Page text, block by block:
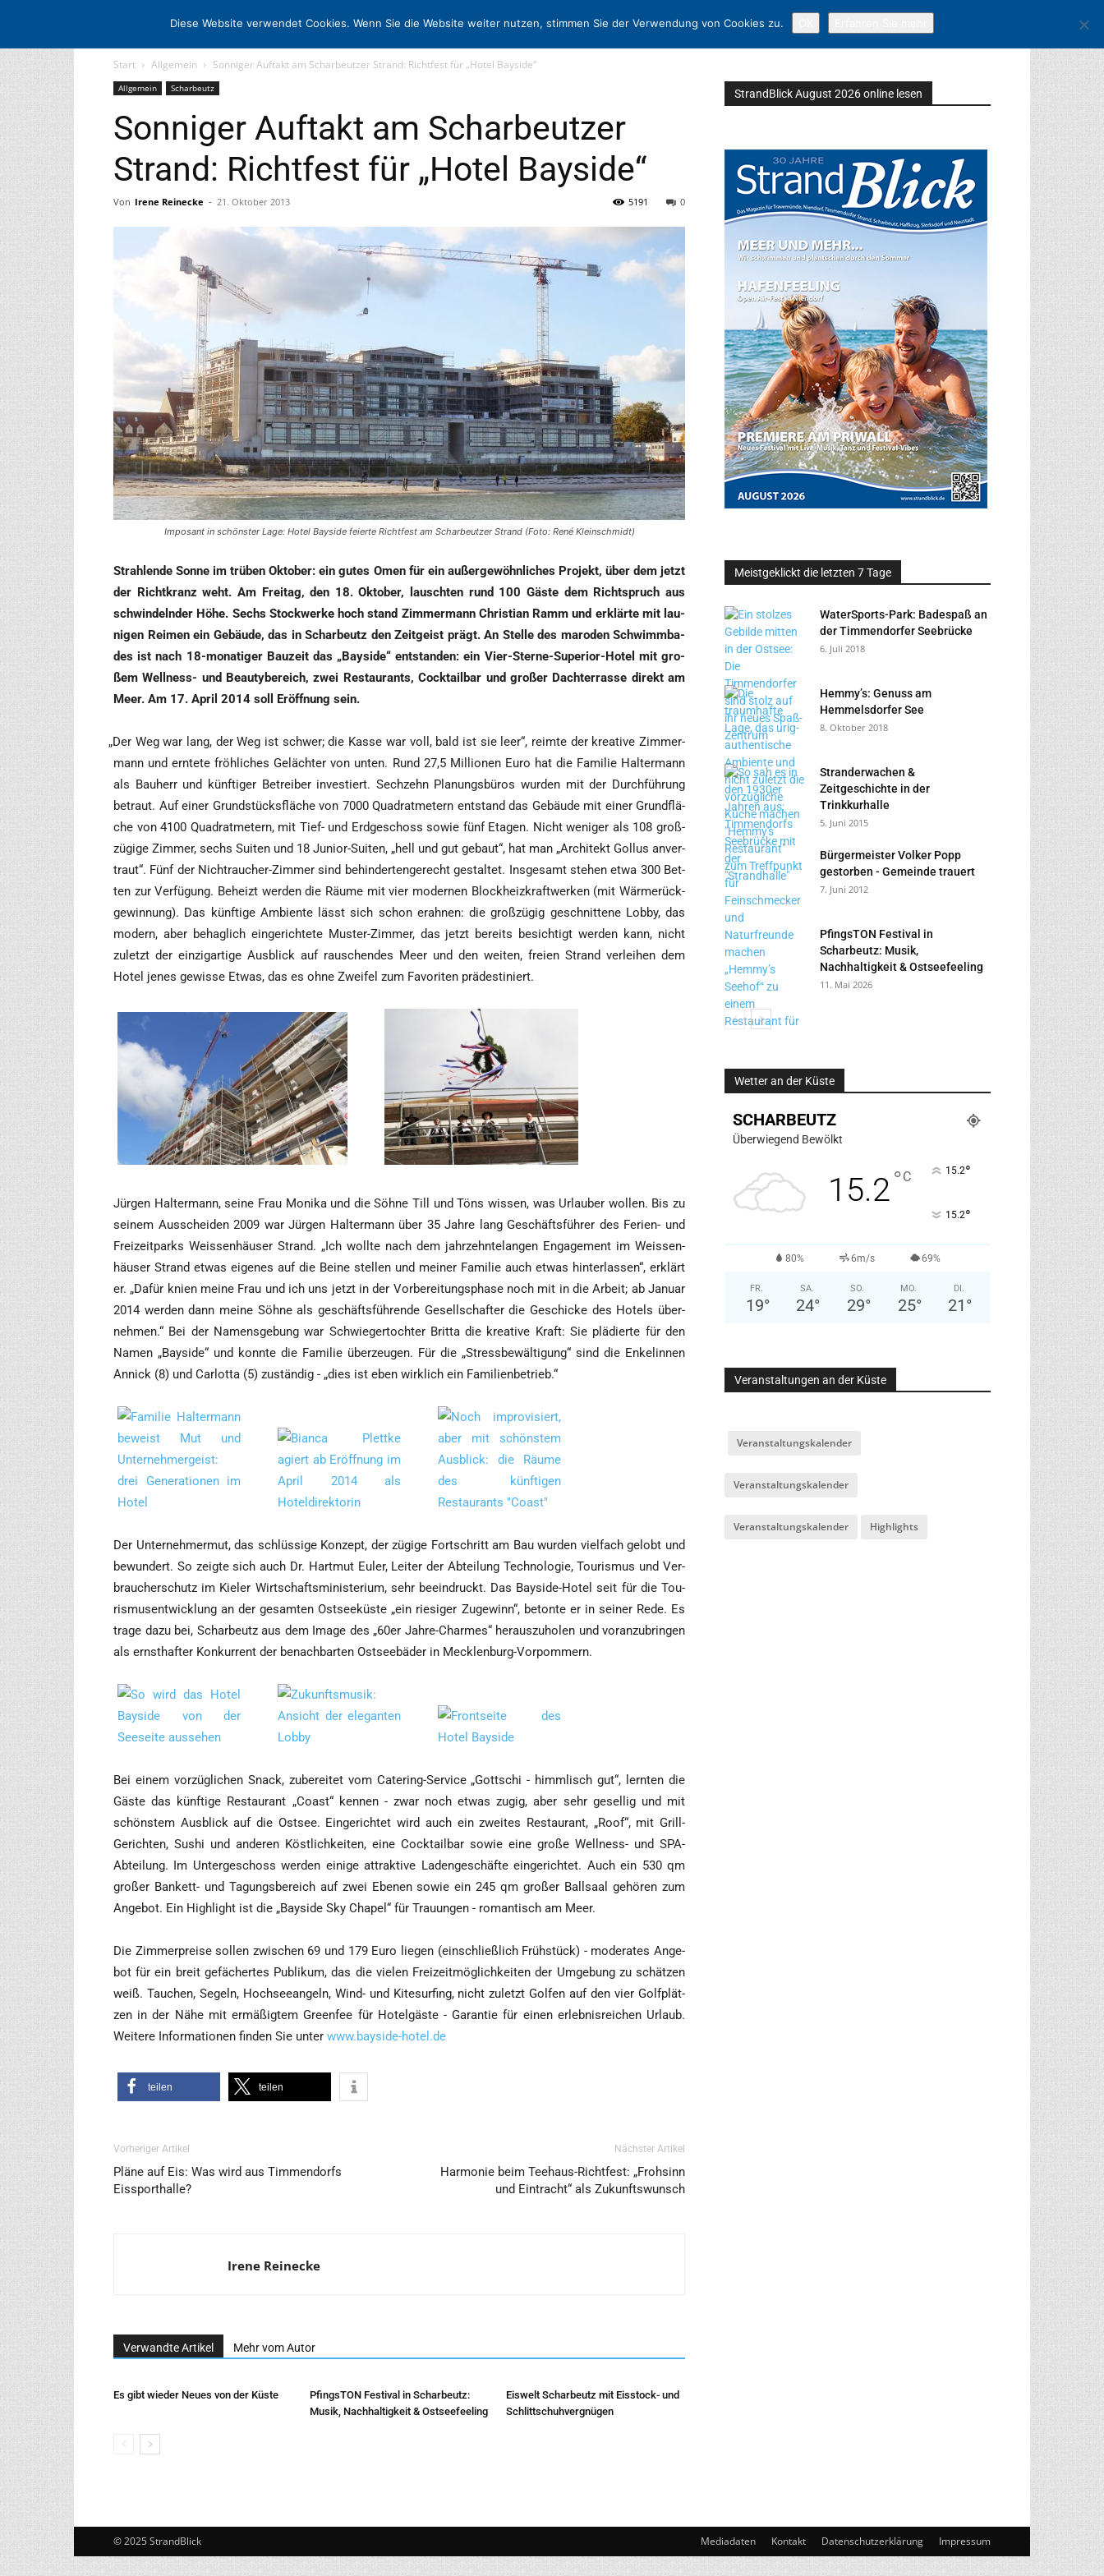
STARTSEITE ARCHIV MEDIADATEN KONTAKT
Start Allgemein Sonniger Auftakt am Scharbeutzer Strand: Richtfest für „Hotel Bayside“
Allgemein Scharbeutz
Sonniger Auftakt am Scharbeutzer
Strand: Richtfest für „Hotel Bayside“
Von Irene Reinecke - 21. Oktober 2013 0
5191
Imposant in schönster Lage: Hotel Bayside feierte Richtfest am Scharbeutzer Strand (Foto: René Kleinschmidt)
Strah­len­de Son­ne im trü­ben Okto­ber: ein gutes Omen für ein außer­ge­wöhn­li­ches Pro­jekt, über dem jetzt
der Richt­kranz weht. Am Frei­tag, den 18. Okto­ber, lausch­ten rund 100 Gäs­te dem Richt­spruch aus
schwin­deln­der Höhe. Sechs Stock­wer­ke hoch stand Zim­mer­mann Chris­ti­an Ramm und erklär­te mit lau­
ni­gen Rei­men ein Gebäu­de, das in Schar­beutz den Zeit­geist prägt. An Stel­le des maro­den Schwimm­ba­
des ist nach 18-mona­ti­ger Bau­zeit das „Bay­si­de“ ent­stan­den: ein Vier-Ster­ne-Supe­ri­or-Hotel mit gro­
ßem Well­ness- und Beau­ty­be­reich, zwei Restau­rants, Cock­tail­bar und gro­ßer Dach­ter­ras­se direkt am
Meer. Am 17. April 2014 soll Eröff­nung sein.
„Der Weg war lang, der Weg ist schwer; die Kas­se war voll, bald ist sie leer“, reim­te der krea­ti­ve Zim­mer­
mann und ern­te­te fröh­li­ches Geläch­ter von unten. Rund 27,5 Mil­lio­nen Euro hat die Fami­lie Hal­ter­mann
als Bau­herr und künf­ti­ger Betrei­ber inves­tiert. Sech­zehn Pla­nungs­bü­ros wur­den mit der Durch­füh­rung
betraut. Auf einer Grund­stücks­flä­che von 7000 Qua­drat­me­tern ent­stand das Gebäu­de mit einer Grund­flä­
che von 4100 Qua­drat­me­tern, mit Tief- und Erd­ge­schoss sowie fünf Eta­gen. Nicht weni­ger als 108 groß­
zü­gi­ge Zim­mer, sechs Sui­ten und 18 Juni­or-Sui­ten, „hell und gut gebaut“, hat man „Archi­tekt Gol­lus anver­
traut“. Fünf der Nicht­rau­cher-Zim­mer sind behin­der­ten­ge­recht gestal­tet. Ins­ge­samt ste­hen etwa 300 Bet­
ten zur Ver­fü­gung. Beheizt wer­den die Räu­me mit vier moder­nen Block­heiz­kraft­wer­ken (mit Wär­me­rück­
ge­win­nung). Das künf­ti­ge Ambi­en­te lässt sich schon erah­nen: die groß­zü­gig geschnit­te­ne Lob­by, das
modern, aber behag­lich ein­ge­rich­te­te Mus­ter-Zim­mer, das jetzt bereits besich­tigt wer­den kann, nicht
zuletzt der ein­zig­ar­ti­ge Aus­blick auf rau­schen­des Meer und den wei­ten, frei­en Strand ver­lei­hen dem
Hotel jenes gewis­se Etwas, das es ohne Zwei­fel zum Favo­ri­ten prädestiniert.
Jür­gen Hal­ter­mann, sei­ne Frau Moni­ka und die Söh­ne Till und Töns wis­sen, was Urlau­ber wol­len. Bis zu
sei­nem Aus­schei­den 2009 war Jür­gen Hal­ter­mann über 35 Jah­re lang Geschäfts­füh­rer des Feri­en- und
Frei­zeit­parks Weis­sen­häu­ser Strand. „Ich woll­te nach dem jahr­zehn­te­lan­gen Enga­ge­ment im Weis­sen­
häu­ser Strand etwas eige­nes auf die Bei­ne stel­len und mei­ner Fami­lie auch etwas hin­ter­las­sen“, erklärt
er. „Dafür knien mei­ne Frau und ich uns jetzt in der Vor­be­rei­tungs­pha­se noch mit in die Arbeit; ab Janu­ar
2014 wer­den dann mei­ne Söh­ne als geschäfts­füh­ren­de Gesell­schaf­ter die Geschi­cke des Hotels über­
neh­men.“ Bei der Namens­ge­bung war Schwie­ger­toch­ter Brit­ta die krea­ti­ve Kraft: Sie plä­dier­te für den
Namen „Bay­si­de“ und konn­te die Fami­lie über­zeu­gen. Für die „Stress­be­wäl­ti­gung“ sind die Enke­lin­nen
Annick (8) und Car­lot­ta (5) zustän­dig - „dies ist eben wirk­lich ein Familienbetrieb.“
Der Unter­neh­mer­mut, das schlüs­si­ge Kon­zept, der zügi­ge Fort­schritt am Bau wur­den viel­fach gelobt und
bewun­dert. So zeig­te sich auch Dr. Hart­mut Euler, Lei­ter der Abtei­lung Tech­no­lo­gie, Tou­ris­mus und Ver­
brau­cher­schutz im Kie­ler Wirt­schafts­mi­nis­te­ri­um, sehr beein­druckt. Das Bay­si­de-Hotel seit für die Tou­
ris­mus­ent­wick­lung an der gesam­ten Ost­see­küs­te „ein rie­si­ger Zuge­winn“, beton­te er in sei­ner Rede. Es
tra­ge dazu bei, Schar­beutz aus dem Image des „60er Jah­re-Charmes“ her­aus­zu­ho­len und vor­an­zu­brin­gen
als ernst­haf­ter Kon­kur­rent der benach­bar­ten Ost­see­bä­der in Mecklenburg-Vorpommern.
Bei einem vor­züg­li­chen Snack, zube­rei­tet vom Cate­ring-Ser­vice „Gott­schi - himm­lisch gut“, lern­ten die
Gäs­te das künf­ti­ge Restau­rant „Coast“ ken­nen - zwar noch etwas zugig, aber sehr gesel­lig und mit
schöns­tem Aus­blick auf die Ost­see. Ein­ge­rich­tet wird auch ein zwei­tes Restau­rant, „Roof“, mit Grill-
Gerich­ten, Sushi und ande­ren Köst­lich­kei­ten, eine Cock­tail­bar sowie eine gro­ße Well­ness- und SPA-
Abtei­lung. Im Unter­ge­schoss wer­den eini­ge attrak­ti­ve Laden­ge­schäf­te ein­ge­rich­tet. Auch ein 530 qm
gro­ßer Ban­kett- und Tagungs­be­reich auf zwei Ebe­nen sowie ein 245 qm gro­ßer Ball­saal gehö­ren zum
Ange­bot. Ein High­light ist die „Bay­si­de Sky Cha­pel“ für Trau­un­gen - roman­tisch am Meer.
Die Zim­mer­prei­se sol­len zwi­schen 69 und 179 Euro lie­gen (ein­schließ­lich Früh­stück) - mode­ra­tes Ange­
bot für ein breit gefä­cher­tes Publi­kum, das die vie­len Frei­zeit­mög­lich­kei­ten der Umge­bung zu schät­zen
weiß. Tau­chen, Segeln, Hoch­see­an­geln, Wind- und Kitesur­fing, nicht zuletzt Gol­fen auf den vier Golf­plät­
zen in der Nähe mit ermä­ßig­tem Green­fee für Hotel­gäs­te - Garan­tie für einen erleb­nis­rei­chen Urlaub.
Wei­te­re Infor­ma­tio­nen fin­den Sie unter www.bayside-hotel.de
tei­len tei­len
Vorheriger Artikel
Pläne auf Eis: Was wird aus Timmendorfs
Eissporthalle?
Nächster Artikel
Harmonie beim Teehaus-Richtfest: „Frohsinn
und Eintracht“ als Zukunftswunsch
Irene Reinecke
Verwandte Artikel Mehr vom Autor
Es gibt wieder Neues von der Küste
PfingsTON Festival in Scharbeutz:
Musik, Nachhaltigkeit & Ostseefeeling
Eiswelt Scharbeutz mit Eisstock- und
Schlittschuhvergnügen
StrandBlick August 2026 online lesen
Meistgeklickt die letzten 7 Tage
WaterSports-Park: Badespaß an
der Timmendorfer Seebrücke
6. Juli 2018
Hemmy’s: Genuss am
Hemmelsdorfer See
8. Oktober 2018
Stranderwachen &
Zeitgeschichte in der
Trinkkurhalle
5. Juni 2015
Bürgermeister Volker Popp
gestorben - Gemeinde trauert
7. Juni 2012
PfingsTON Festival in
Scharbeutz: Musik,
Nachhaltigkeit & Ostseefeeling
11. Mai 2026
Wetter an der Küste
SCHARBEUTZ
Überwiegend Bewölkt
15.2°C 15.2°
15.2°
80% 6m/s 69%
FR.
19°
SA.
24°
SO.
29°
MO.
25°
DI.
21 °
Veranstaltungen an der Küste
Veranstaltungskalender
Veranstaltungskalender
Veranstaltungskalender Highlights
Mediadaten Kontakt Datenschutzerklärung Impressum
© 2025 StrandBlick
Diese Website verwendet Cookies. Wenn Sie die Website weiter nutzen, stimmen Sie der Verwendung von Cookies zu.